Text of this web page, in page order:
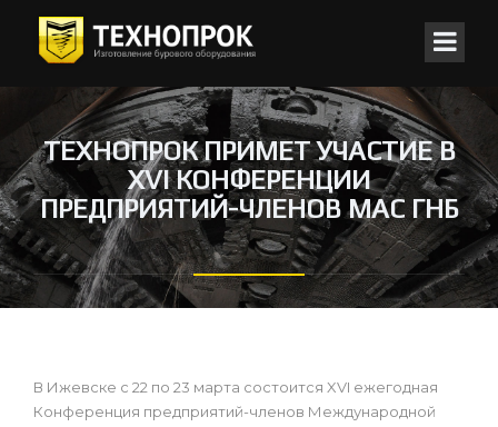
ТЕХНОПРОК ПРИМЕТ УЧАСТИЕ В
XVI КОНФЕРЕНЦИИ
ПРЕДПРИЯТИЙ-ЧЛЕНОВ МАС ГНБ
В Ижевске с 22 по 23 марта состоится XVI ежегодная
Конференция предприятий-членов Международной